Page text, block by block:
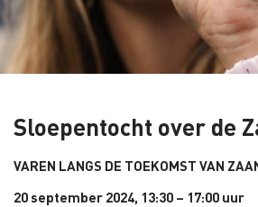
Sloepentocht over de
VAREN LANGS DE TOEKOMST VAN
20 september 2024, 13:30 – 17:00 uur